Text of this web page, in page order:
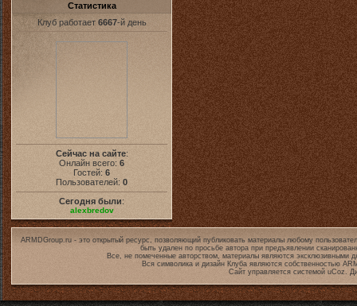
Статистика
Клуб работает 6667-й день
Сейчас на сайте:
Онлайн всего: 6
Гостей: 6
Пользователей: 0
Сегодня были:
alexbredov
ARMDGroup.ru - это открытый ресурс, позволяющий публиковать материалы любому
быть удален по просьбе автора при предъявлении
Все, не помеченные авторством, материалы являются эксклюзивными
Вся символика и дизайн Клуба являются собственностью
Сайт управляется системой uCoz.